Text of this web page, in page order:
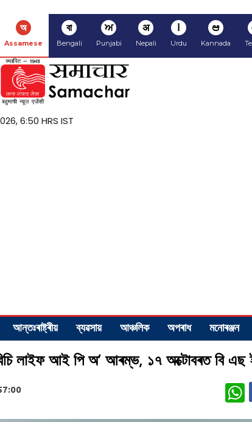
অ
Assamese
বা
Bengali
ਅ
Punjabi
अ
Nepali
ا
Urdu
ಆ
Kannada
6:50 HRS IST
আন্তঃৰাষ্ট্ৰীয় ব্যৱসায় আঞ্চলিক অপৰাধ মনোৰঞ্জন
লাইফ আই পি অ’ আৰম্ভ, ১৭ অক্টোবৰত বি